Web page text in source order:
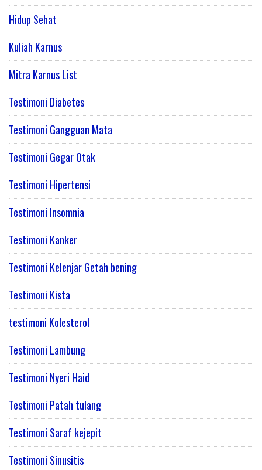
Hidup Sehat
Kuliah Karnus
Mitra Karnus List
Testimoni Diabetes
Testimoni Gangguan Mata
Testimoni Gegar Otak
Testimoni Hipertensi
Testimoni Insomnia
Testimoni Kanker
Testimoni Kelenjar Getah bening
Testimoni Kista
testimoni Kolesterol
Testimoni Lambung
Testimoni Nyeri Haid
Testimoni Patah tulang
Testimoni Saraf kejepit
Testimoni Sinusitis